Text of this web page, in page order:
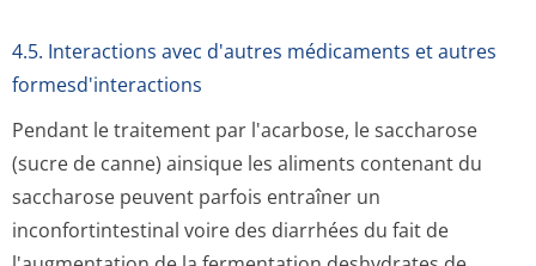
4.5. Interactions avec d'autres médicaments et autres
formesd'interactions
Pendant le traitement par l'acarbose, le saccharose
(sucre de canne) ainsique les aliments contenant du
saccharose peuvent parfois entraîner un
inconfortintestinal voire des diarrhées du fait de